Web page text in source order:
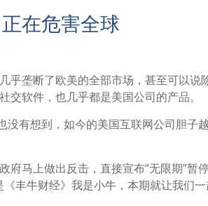
在危害全球
乎垄断了欧美的全部市场，甚至可以说
软件，也几乎都是美国公司的产品。
没有想到，如今的美国互联网公司胆子
马上做出反击，直接宣布“无限期”暂
丰牛财经》我是小牛，本期就让我们